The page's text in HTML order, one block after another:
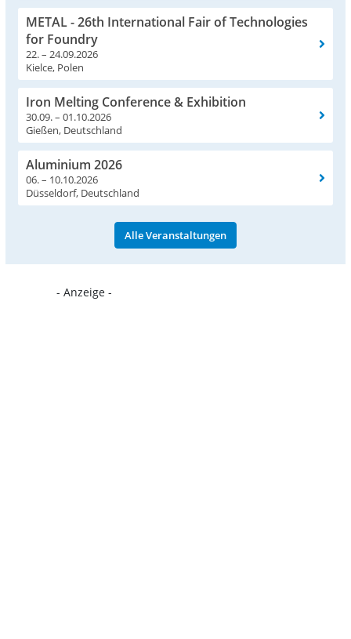
METAL - 26th International Fair of Technologies
for Foundry
22. – 24.09.2026
Kielce, Polen
Iron Melting Conference & Exhibition
30.09. – 01.10.2026
Gießen, Deutschland
Aluminium 2026
06. – 10.10.2026
Düsseldorf, Deutschland
Alle Veranstaltungen
- Anzeige -